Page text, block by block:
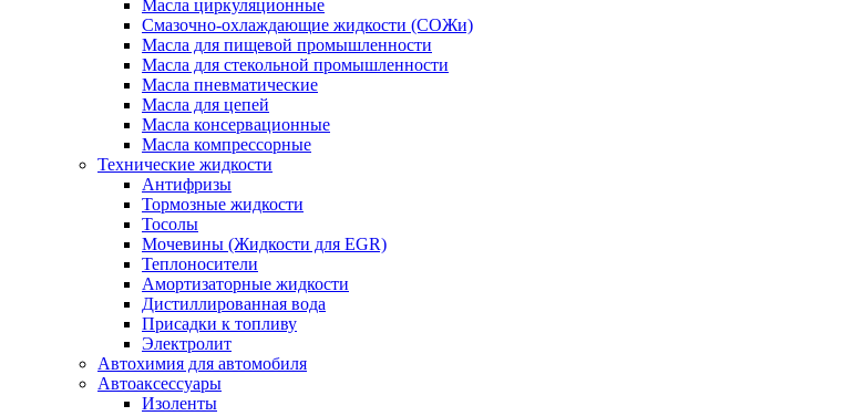
Масла циркуляционные
Смазочно-охлаждающие жидкости (СОЖи)
Масла для пищевой промышленности
Масла для стекольной промышленности
Масла пневматические
Масла для цепей
Масла консервационные
Масла компрессорные
Технические жидкости
Антифризы
Тормозные жидкости
Тосолы
Мочевины (Жидкости для EGR)
Теплоносители
Амортизаторные жидкости
Дистиллированная вода
Присадки к топливу
Электролит
Автохимия для автомобиля
Автоаксессуары
Изоленты